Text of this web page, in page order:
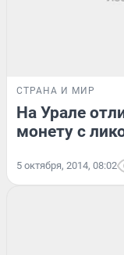
СТРАНА И МИР
На Урале
монету с
5 октября, 2014, 08:02